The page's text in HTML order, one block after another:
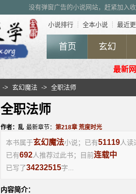
没有弹窗广告的小说网站，赶紧加入收
小说排行 ┊ 全本小说 ┊ 最近
首页 玄幻
最新
-> 玄幻魔法 -> 全职法师
全职法师
作者：乱 最新章节： 第218章 荒度时光
本书属于玄幻魔法小说；已有51119人读
已有692人推荐过此书；目前连载中
已写了34232515字...
内容简介：